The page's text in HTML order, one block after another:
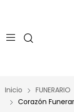
Inicio FUNERARIO
Corazón